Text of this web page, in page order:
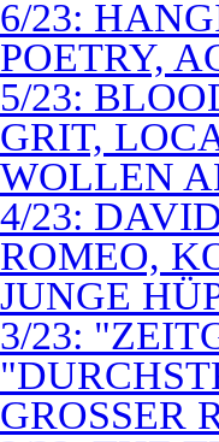
6/23:
POETRY,
5/23:
GRIT,
WOLLEN
4/23:
ROMEO,
JUNGE
3/23:
GROSSER